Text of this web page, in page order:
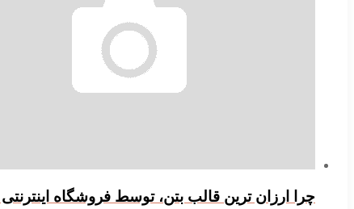
چرا ارزان ترین قالب بتن، توسط فروشگاه اینترنتی